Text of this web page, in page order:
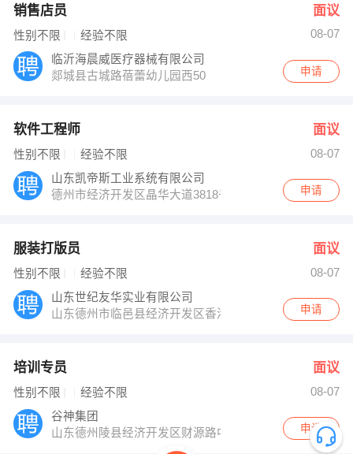
销售店员 面议
性别不限 经验不限
08-07
临沂海晨威医疗器械有限公司
郯城县古城路蓓蕾幼儿园西50
申请
软件工程师 面议
性别不限 经验不限
08-07
山东凯帝斯工业系统有限公司
德州市经济开发区晶华大道3818号
申请
服装打版员 面议
性别不限 经验不限
08-07
山东世纪友华实业有限公司
山东德州市临邑县经济开发区香港世纪工业园
申请
培训专员 面议
性别不限 经验不限
08-07
谷神集团
山东德州陵县经济开发区财源路中段
申请